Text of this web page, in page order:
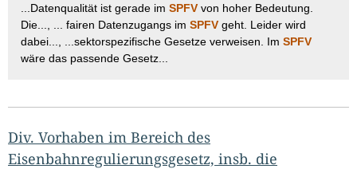
...Datenqualität ist gerade im SPFV von hoher Bedeutung.
Die..., ... fairen Datenzugangs im SPFV geht. Leider wird
dabei..., ...sektorspezifische Gesetze verweisen. Im SPFV
wäre das passende Gesetz...
Div. Vorhaben im Bereich des
Eisenbahnregulierungsgesetz, insb. die